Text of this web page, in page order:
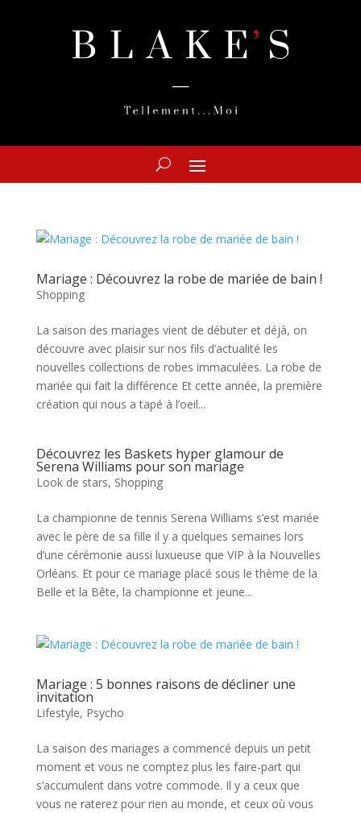
Mariage : Découvrez la robe de mariée de bain !
Shopping
La saison des mariages vient de débuter et déjà, on
découvre avec plaisir sur nos fils d’actualité les
nouvelles collections de robes immaculées. La robe de
mariée qui fait la différence Et cette année, la première
création qui nous a tapé à l’oeil...
Découvrez les Baskets hyper glamour de
Serena Williams pour son mariage
Look de stars, Shopping
La championne de tennis Serena Williams s’est mariée
avec le père de sa fille il y a quelques semaines lors
d’une cérémonie aussi luxueuse que VIP à la Nouvelles
Orléans. Et pour ce mariage placé sous le thème de la
Belle et la Bête, la championne et jeune...
Mariage : 5 bonnes raisons de décliner une
invitation
Lifestyle, Psycho
La saison des mariages a commencé depuis un petit
moment et vous ne comptez plus les faire-part qui
s’accumulent dans votre commode. Il y a ceux que
vous ne raterez pour rien au monde, et ceux où vous